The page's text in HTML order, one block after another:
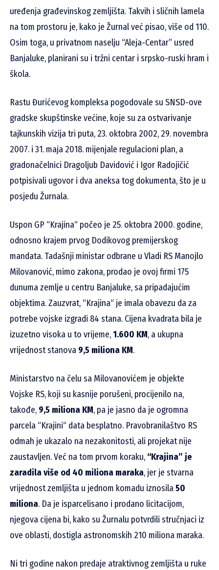
uređenja građevinskog zemljišta. Takvih i sličnih lamela
na tom prostoru je, kako je Žurnal već pisao, više od 110.
Osim toga, u privatnom naselju “Aleja-Centar” usred
Banjaluke, planirani su i tržni centar i srpsko-ruski hram i
škola.
Rastu Đurićevog kompleksa pogodovale su SNSD-ove
gradske skupštinske većine, koje su za ostvarivanje
tajkunskih vizija tri puta, 23. oktobra 2002, 29. novembra
2007. i 31. maja 2018. mijenjale regulacioni plan, a
gradonačelnici Dragoljub Davidović i Igor Radojičić
potpisivali ugovor i dva aneksa tog dokumenta, što je u
posjedu Žurnala.
Uspon GP “Krajina“ počeo je 25. oktobra 2000. godine,
odnosno krajem prvog Dodikovog premijerskog
mandata. Tadašnji ministar odbrane u Vladi RS Manojlo
Milovanović, mimo zakona, prodao je ovoj firmi 175
dunuma zemlje u centru Banjaluke, sa pripadajućim
objektima. Zauzvrat, “Krajina“ je imala obavezu da za
potrebe vojske izgradi 84 stana. Cijena kvadrata bila je
izuzetno visoka u to vrijeme,1.600 KM, a ukupna
vrijednost stanova 9,5 miliona KM.
Ministarstvo na čelu sa Milovanovićem je objekte
Vojske RS, koji su kasnije porušeni, procijenilo na,
takođe, 9,5 miliona KM, pa je jasno da je ogromna
parcela “Krajini“ data besplatno. Pravobranilaštvo RS
odmah je ukazalo na nezakonitosti, ali projekat nije
zaustavljen. Već na tom prvom koraku, “Krajina” je
zaradila više od 40 miliona maraka, jer je stvarna
vrijednost zemljišta u jednom komadu iznosila50
miliona. Da je isparcelisano i prodano licitacijom,
njegova cijena bi, kako su Žurnalu potvrdili stručnjaci iz
ove oblasti, dostigla astronomskih 210 miliona maraka.
Ni tri godine nakon predaje atraktivnog zemljišta u ruke